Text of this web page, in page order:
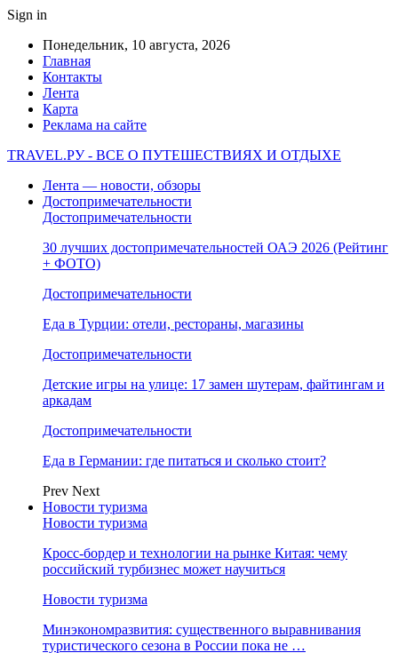
Sign in
Понедельник, 10 августа, 2026
Главная
Контакты
Лента
Карта
Реклама на сайте
TRAVEL.РУ - ВСЕ О ПУТЕШЕСТВИЯХ И ОТДЫХЕ
Лента — новости, обзоры
Достопримечательности
Достопримечательности
30 лучших достопримечательностей ОАЭ 2026 (Рейтинг
+ ФОТО)
Достопримечательности
Еда в Турции: отели, рестораны, магазины
Достопримечательности
Детские игры на улице: 17 замен шутерам, файтингам и
аркадам
Достопримечательности
Еда в Германии: где питаться и сколько стоит?
Prev Next
Новости туризма
Новости туризма
Кросс-бордер и технологии на рынке Китая: чему
российский турбизнес может научиться
Новости туризма
Минэкономразвития: существенного выравнивания
туристического сезона в России пока не …